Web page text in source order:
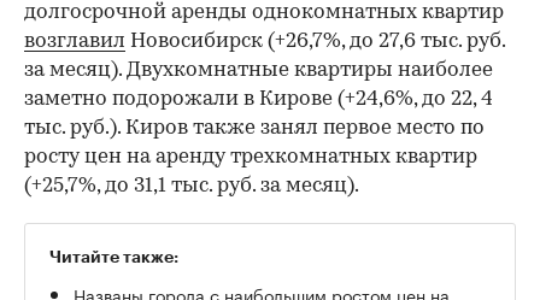
долгосрочной аренды однокомнатных квартир
возглавил Новосибирск (+26,7%, до 27,6 тыс. руб.
за месяц). Двухкомнатные квартиры наиболее
заметно подорожали в Кирове (+24,6%, до 22, 4
тыс. руб.). Киров также занял первое место по
росту цен на аренду трехкомнатных квартир
(+25,7%, до 31,1 тыс. руб. за месяц).
Читайте также:
Названы города с наибольшим ростом цен на